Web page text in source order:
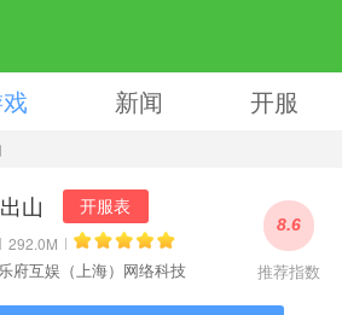
新闻 开服
山 开服表
292.0M
府互娱（上海）网络科技
8.6
推荐指数